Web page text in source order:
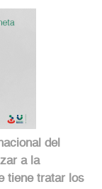
del
a la
tiene tratar los